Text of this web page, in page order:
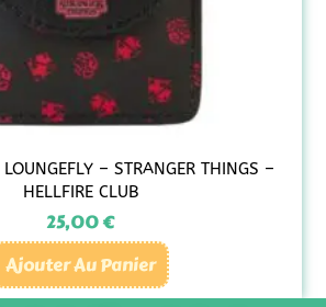
LOUNGEFLY – STRANGER THINGS –
HELLFIRE CLUB
25,00€
Ajouter Au Panier